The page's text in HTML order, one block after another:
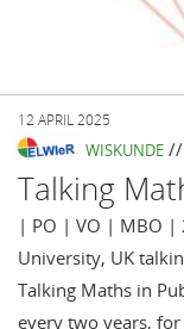
12 APRIL 2025
WISKUNDE //
Talking
| PO | VO | MBO |
University, UK
Talking Maths in
every two years,